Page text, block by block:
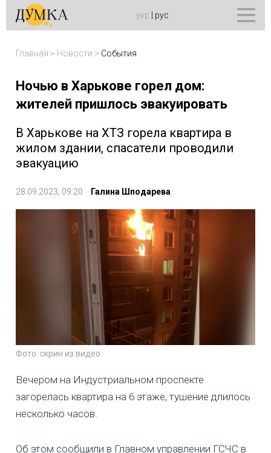
укр рус
Главная > Новости > События
Ночью в Харькове горел дом:
жителей пришлось эвакуировать
В Харькове на ХТЗ горела квартира в
жилом здании, спасатели проводили
эвакуацию
28.09.2023, 09:20 Галина Шподарева
Фото: скрин из видео
Вечером на Индустриальном проспекте
загорелась квартира на 6 этаже, тушение длилось
несколько часов.
Об этом сообщили в Главном управлении ГСЧС в